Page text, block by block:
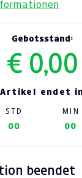
Gebotsstand:
€ 0,00
endet
STD MIN
00 00
beendet